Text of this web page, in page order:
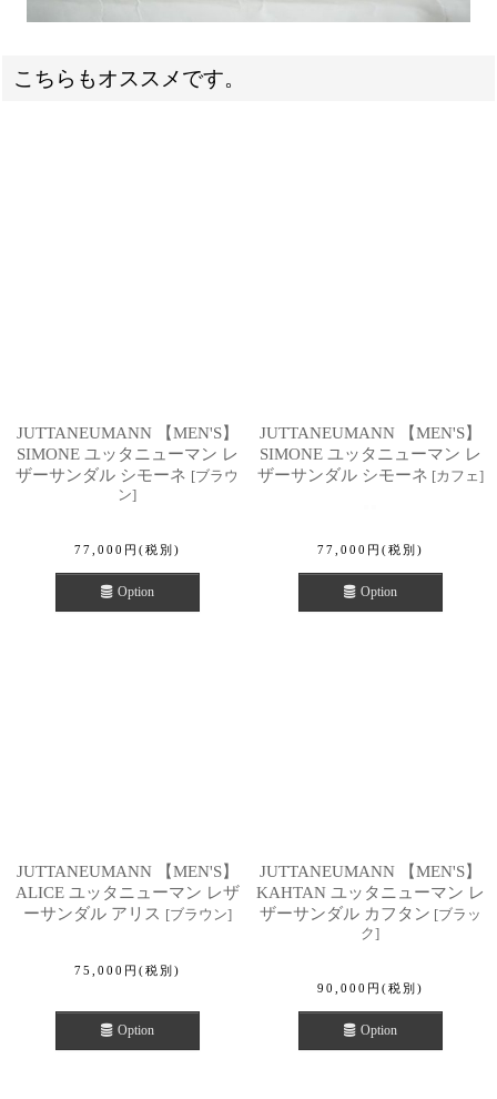
こちらもオススメです。
JUTTANEUMANN 【MEN'S】
SIMONE ユッタニューマン レ
ザーサンダル シモーネ [ブラウ
ン]
77,000 円 (税別)
Option
JUTTANEUMANN 【MEN'S】
SIMONE ユッタニューマン レ
ザーサンダル シモーネ [カフェ]
77,000 円 (税別)
Option
JUTTANEUMANN 【MEN'S】
ALICE ユッタニューマン レザ
ーサンダル アリス [ブラウン]
75,000 円 (税別)
Option
JUTTANEUMANN 【MEN'S】
KAHTAN ユッタニューマン レ
ザーサンダル カフタン [ブラッ
ク]
90,000 円 (税別)
Option